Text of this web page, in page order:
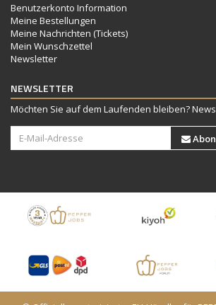
Benutzerkonto Information
Meine Bestellungen
Meine Nachrichten (Tickets)
Mein Wunschzettel
Newsletter
NEWSLETTER
Möchten Sie auf dem Laufenden bleiben?